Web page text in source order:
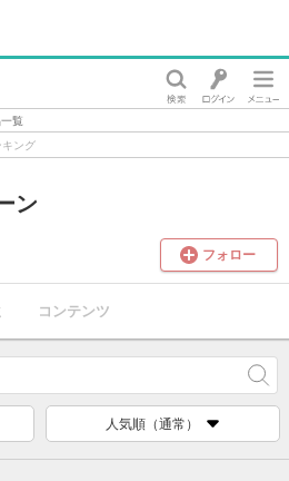
覧
キング
ン
フォロー
コンテンツ
人気順（通常）